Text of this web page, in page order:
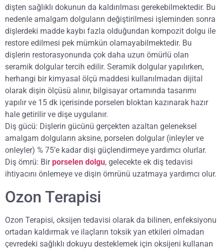
dişten sağlıklı dokunun da kaldırılması gerekebilmektedir. Bu
nedenle amalgam dolguların değiştirilmesi işleminden sonra
dişlerdeki madde kaybı fazla olduğundan kompozit dolgu ile
restore edilmesi pek mümkün olamayabilmektedir. Bu
dişlerin restorasyonunda çok daha uzun ömürlü olan
seramik dolgular tercih edilir. Seramik dolgular yapılırken,
herhangi bir kimyasal ölçü maddesi kullanılmadan dijital
olarak dişin ölçüsü alınır, bilgisayar ortamında tasarımı
yapılır ve 15 dk içerisinde porselen bloktan kazınarak hazır
hale getirilir ve dişe uygulanır.
Diş gücü: Dişlerin gücünü gerçekten azaltan geleneksel
amalgam dolguların aksine, porselen dolgular (inleyler ve
onleyler) % 75’e kadar dişi güçlendirmeye yardımcı olurlar.
Diş ömrü: Birporselen dolgu, gelecekte ek diş tedavisi
ihtiyacını önlemeye ve dişin ömrünü uzatmaya yardımcı olur.
Ozon Terapisi
Ozon Terapisi, oksijen tedavisi olarak da bilinen, enfeksiyonu
ortadan kaldırmak ve ilaçların toksik yan etkileri olmadan
çevredeki sağlıklı dokuyu desteklemek için oksijeni kullanan